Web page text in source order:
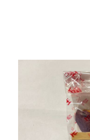
盒/